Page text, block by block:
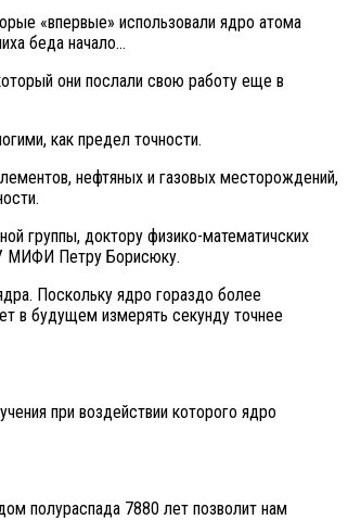
«впервые» использовали ядро ​​атома
беда начало…
они послали свою работу еще в
как предел точности.
нефтяных и газовых месторождений,
группы, доктору физико-математичских
МИФИ Петру Борисюку.
Поскольку ядро ​​гораздо более
в будущем измерять секунду точнее
при воздействии которого ядро
полураспада 7880 лет позволит нам